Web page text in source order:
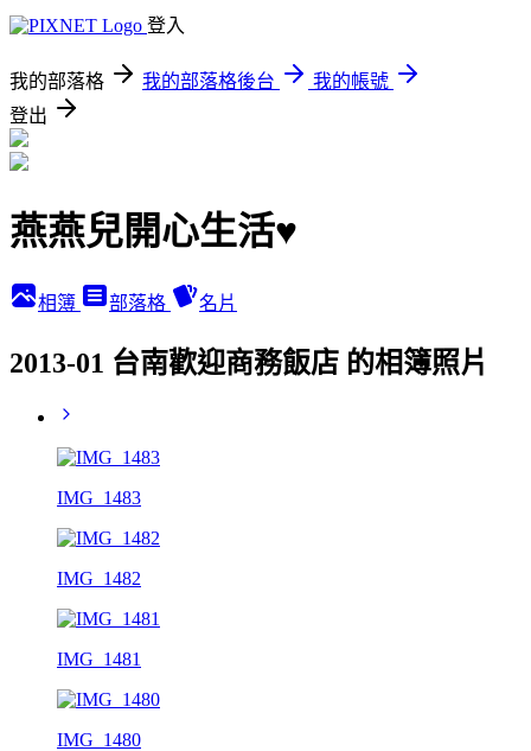
登入
我的部落格 我的部落格後台
我的帳號
登出
燕燕兒開心生活♥
相簿 部落格 名片
2013-01 台南歡迎商務飯店 的相簿照片
IMG_1483
IMG_1482
IMG_1481
IMG_1480